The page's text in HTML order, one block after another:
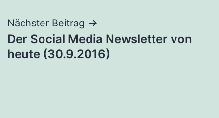
Nächster Beitrag
Der Social Media Newsletter von
heute (30.9.2016)